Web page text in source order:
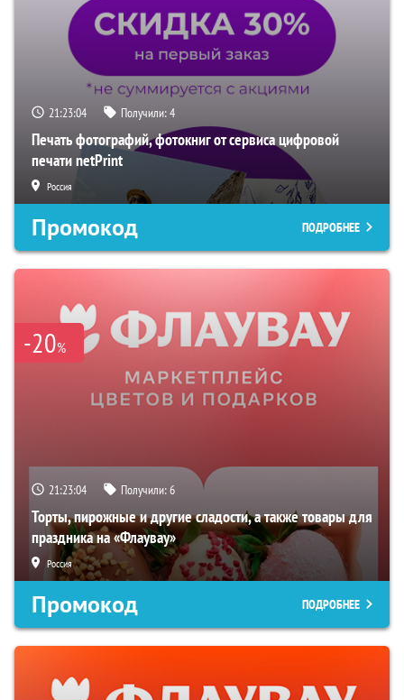
21:23:03 Получили:4
Печать фотографий, фотокниг от сервиса цифровой
печати netPrint
Россия
Промокод ПОДРОБНЕЕ
-20%
21:23:03 Получили:6
Торты, пирожные и другие сладости, а также товары для
праздника на «Флаувау»
Россия
Промокод ПОДРОБНЕЕ